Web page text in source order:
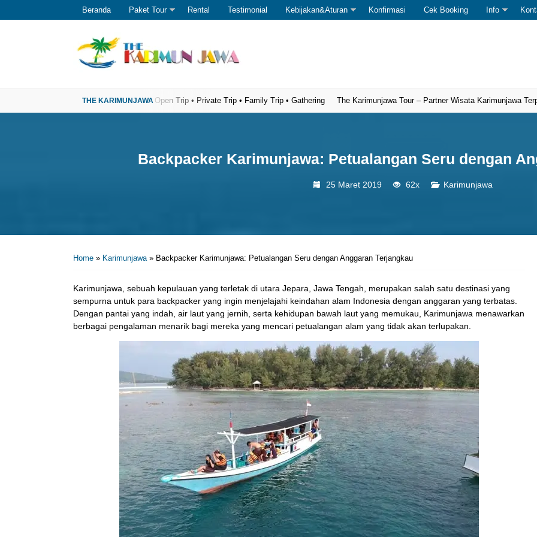
Beranda Paket Tour Rental Testimonial Kebijakan&Aturan Konfirmasi Cek Booking Info
Karimunjawa Terpercaya Open Trip • Private Trip • Family Trip • Gathering The Karimunjawa Tour – Partner Wisata Karimunjawa Terpercaya
Backpacker Karimunjawa: Petualangan Seru dengan
25 Maret 2019 62x Karimunjawa
Home » Karimunjawa » Backpacker Karimunjawa: Petualangan Seru dengan Anggaran Terjangkau
Karimunjawa, sebuah kepulauan yang terletak di utara Jepara, Jawa Tengah, merupakan salah satu destinasi yang
sempurna untuk para backpacker yang ingin menjelajahi keindahan alam Indonesia dengan anggaran yang terbatas.
Dengan pantai yang indah, air laut yang jernih, serta kehidupan bawah laut yang memukau, Karimunjawa menawarkan
berbagai pengalaman menarik bagi mereka yang mencari petualangan alam yang tidak akan terlupakan.
Paket villa/cottage karimunjawa ...